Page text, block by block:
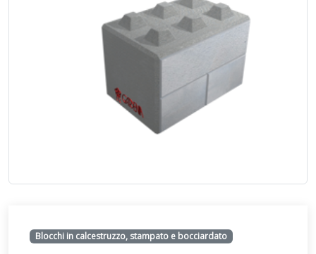
Blocchi in calcestruzzo, stampato e bocciardato